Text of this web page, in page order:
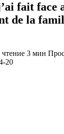
fait face
de la
3 мин
20